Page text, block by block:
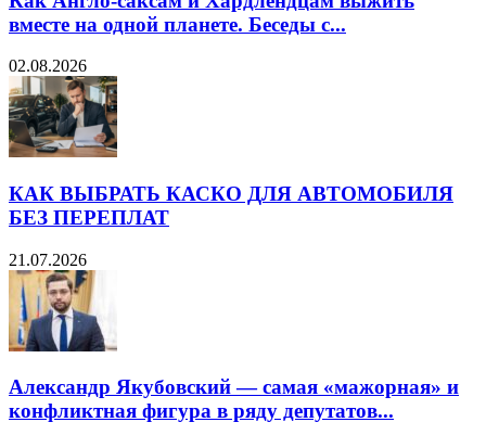
вместе на одной планете. Беседы с...
02.08.2026
КАК ВЫБРАТЬ КАСКО ДЛЯ АВТОМОБИЛЯ
БЕЗ ПЕРЕПЛАТ
21.07.2026
Александр Якубовский — самая «мажорная» и
конфликтная фигура в ряду депутатов...